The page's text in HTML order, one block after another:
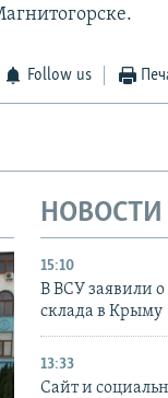
Follow us
НОВОСТИ
15:10
В ВСУ заявили
склада в Крыму
13:33
Сайт и